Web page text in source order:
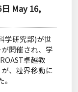
May 16,
学研究部)が世
開催され、学
卓越教
が、粒界移動に